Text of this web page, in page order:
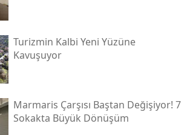
Turizmin Kalbi Yeni Yüzüne
Kavuşuyor
Marmaris Çarşısı Baştan Değişiyor! 7
Sokakta Büyük Dönüşüm